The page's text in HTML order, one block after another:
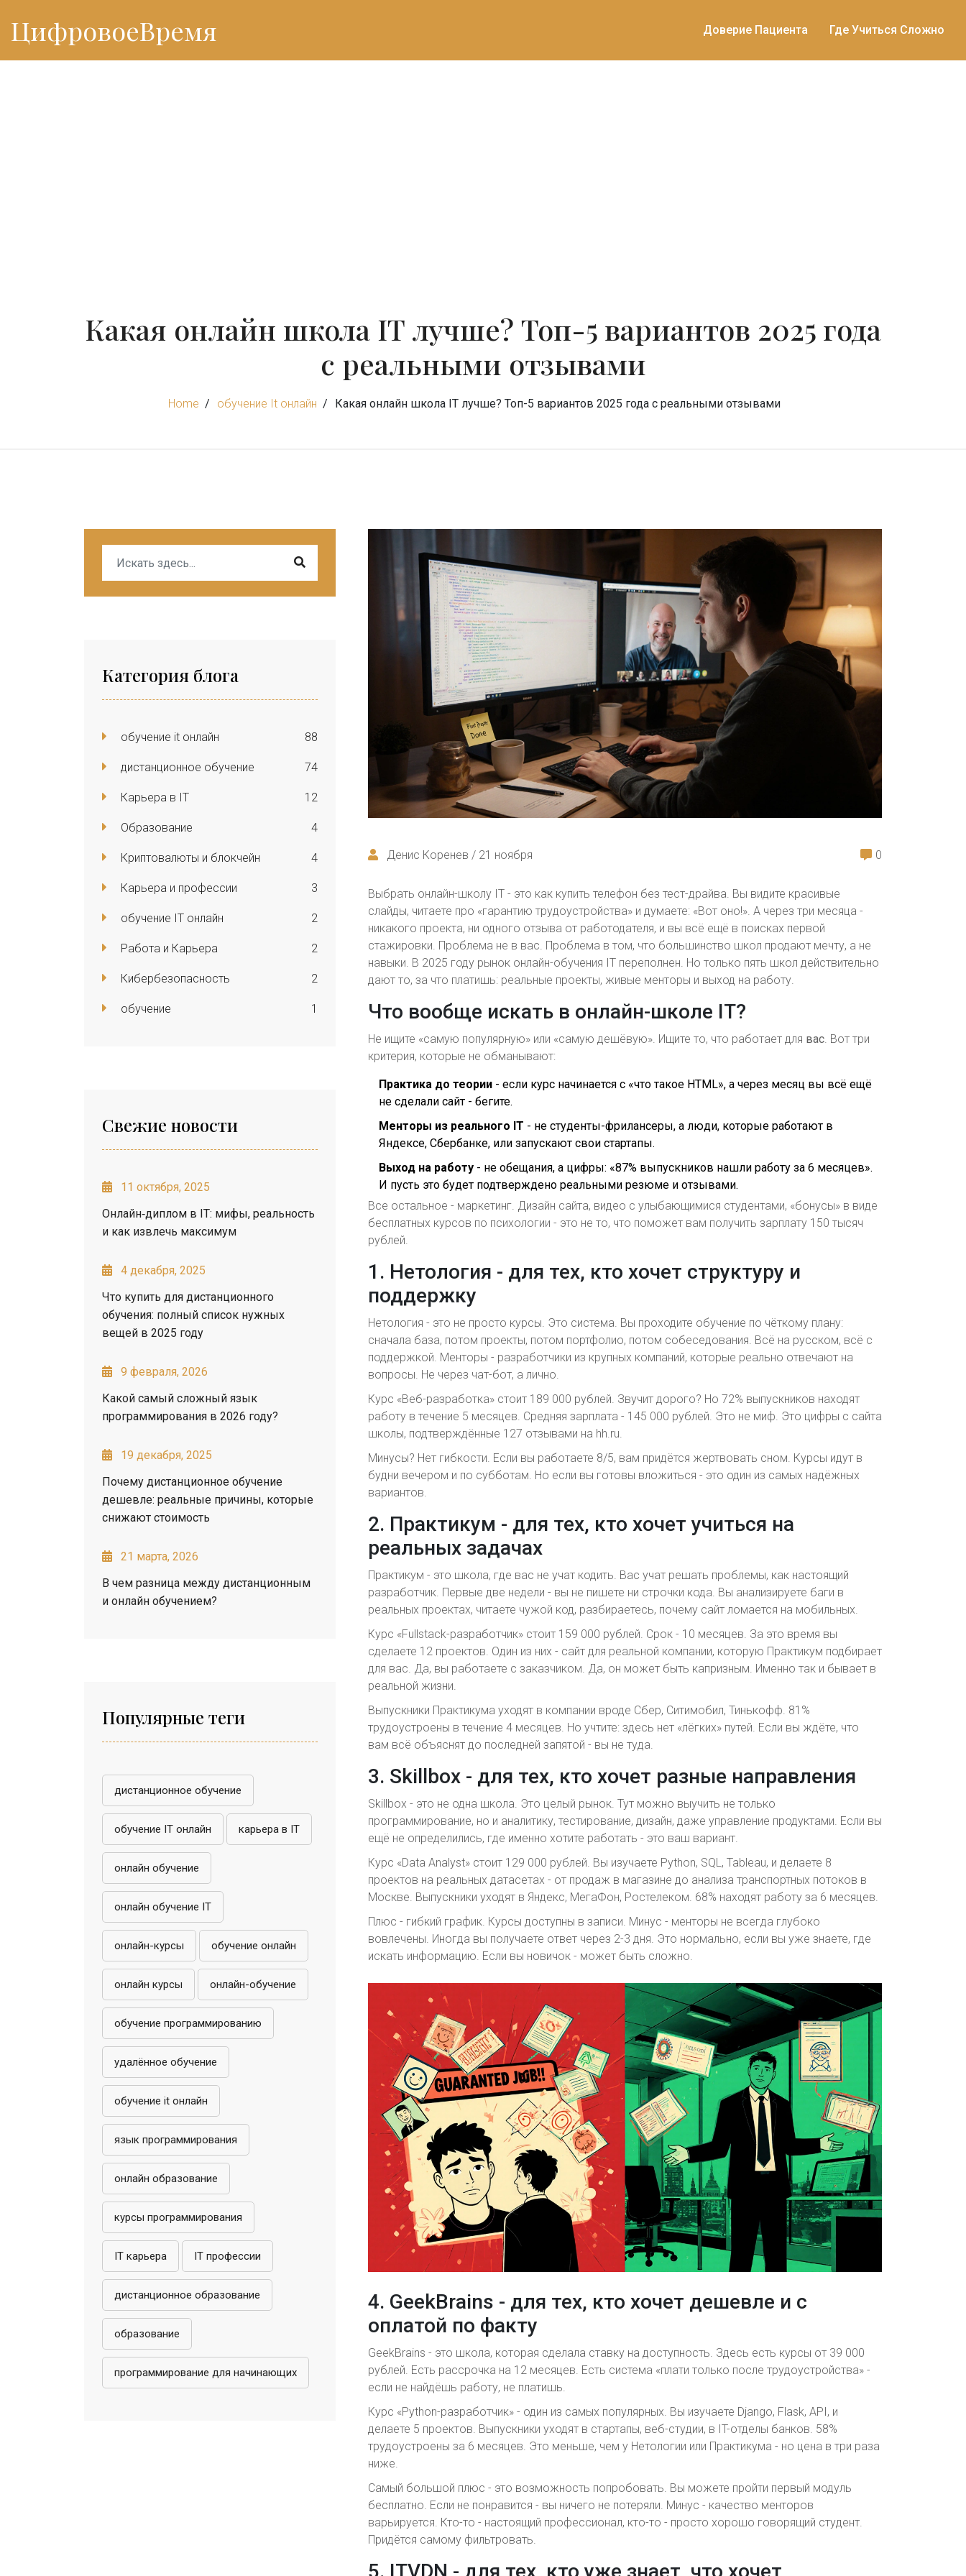
ЦифровоеВремя Доверие Пациента Где Учиться Сложно
Какая онлайн школа IT лучше? Топ-5 вариантов 2025 года
с реальными отзывами
Home обучение It онлайн Какая онлайн школа IT лучше? Топ-5 вариантов 2025 года с реальными отзывами
Категория блога
обучение it онлайн 88
дистанционное обучение 74
Карьера в IT 12
Образование 4
Криптовалюты и блокчейн 4
Карьера и профессии 3
обучение IT онлайн 2
Работа и Карьера 2
Кибербезопасность 2
обучение 1
Свежие новости
11 октября, 2025
Онлайн‑диплом в IT: мифы, реальность
и как извлечь максимум
4 декабря, 2025
Что купить для дистанционного
обучения: полный список нужных
вещей в 2025 году
9 февраля, 2026
Какой самый сложный язык
программирования в 2026 году?
19 декабря, 2025
Почему дистанционное обучение
дешевле: реальные причины, которые
снижают стоимость
21 марта, 2026
В чем разница между дистанционным
и онлайн обучением?
Популярные теги
дистанционное обучение
обучение IT онлайн карьера в IT
онлайн обучение
онлайн обучение IT
онлайн-курсы обучение онлайн
онлайн курсы онлайн-обучение
обучение программированию
удалённое обучение
обучение it онлайн
язык программирования
онлайн образование
курсы программирования
IT карьера IT профессии
дистанционное образование
образование
программирование для начинающих
Денис Коренев / 21 ноября 0
Выбрать онлайн-школу IT - это как купить телефон без тест-драйва. Вы видите красивые
слайды, читаете про «гарантию трудоустройства» и думаете: «Вот оно!». А через три месяца -
никакого проекта, ни одного отзыва от работодателя, и вы всё ещё в поисках первой
стажировки. Проблема не в вас. Проблема в том, что большинство школ продают мечту, а не
навыки. В 2025 году рынок онлайн-обучения IT переполнен. Но только пять школ действительно
дают то, за что платишь: реальные проекты, живые менторы и выход на работу.
Что вообще искать в онлайн-школе IT?
Не ищите «самую популярную» или «самую дешёвую». Ищите то, что работает для вас. Вот три
критерия, которые не обманывают:
Практика до теории - если курс начинается с «что такое HTML», а через месяц вы всё ещё
не сделали сайт - бегите.
Менторы из реального IT - не студенты-фрилансеры, а люди, которые работают в
Яндексе, Сбербанке, или запускают свои стартапы.
Выход на работу - не обещания, а цифры: «87% выпускников нашли работу за 6 месяцев».
И пусть это будет подтверждено реальными резюме и отзывами.
Все остальное - маркетинг. Дизайн сайта, видео с улыбающимися студентами, «бонусы» в виде
бесплатных курсов по психологии - это не то, что поможет вам получить зарплату 150 тысяч
рублей.
1. Нетология - для тех, кто хочет структуру и
поддержку
Нетология - это не просто курсы. Это система. Вы проходите обучение по чёткому плану:
сначала база, потом проекты, потом портфолио, потом собеседования. Всё на русском, всё с
поддержкой. Менторы - разработчики из крупных компаний, которые реально отвечают на
вопросы. Не через чат-бот, а лично.
Курс «Веб-разработка» стоит 189 000 рублей. Звучит дорого? Но 72% выпускников находят
работу в течение 5 месяцев. Средняя зарплата - 145 000 рублей. Это не миф. Это цифры с сайта
школы, подтверждённые 127 отзывами на hh.ru.
Минусы? Нет гибкости. Если вы работаете 8/5, вам придётся жертвовать сном. Курсы идут в
будни вечером и по субботам. Но если вы готовы вложиться - это один из самых надёжных
вариантов.
2. Практикум - для тех, кто хочет учиться на
реальных задачах
Практикум - это школа, где вас не учат кодить. Вас учат решать проблемы, как настоящий
разработчик. Первые две недели - вы не пишете ни строчки кода. Вы анализируете баги в
реальных проектах, читаете чужой код, разбираетесь, почему сайт ломается на мобильных.
Курс «Fullstack-разработчик» стоит 159 000 рублей. Срок - 10 месяцев. За это время вы
сделаете 12 проектов. Один из них - сайт для реальной компании, которую Практикум подбирает
для вас. Да, вы работаете с заказчиком. Да, он может быть капризным. Именно так и бывает в
реальной жизни.
Выпускники Практикума уходят в компании вроде Сбер, Ситимобил, Тинькофф. 81%
трудоустроены в течение 4 месяцев. Но учтите: здесь нет «лёгких» путей. Если вы ждёте, что
вам всё объяснят до последней запятой - вы не туда.
3. Skillbox - для тех, кто хочет разные направления
Skillbox - это не одна школа. Это целый рынок. Тут можно выучить не только
программирование, но и аналитику, тестирование, дизайн, даже управление продуктами. Если вы
ещё не определились, где именно хотите работать - это ваш вариант.
Курс «Data Analyst» стоит 129 000 рублей. Вы изучаете Python, SQL, Tableau, и делаете 8
проектов на реальных датасетах - от продаж в магазине до анализа транспортных потоков в
Москве. Выпускники уходят в Яндекс, МегаФон, Ростелеком. 68% находят работу за 6 месяцев.
Плюс - гибкий график. Курсы доступны в записи. Минус - менторы не всегда глубоко
вовлечены. Иногда вы получаете ответ через 2-3 дня. Это нормально, если вы уже знаете, где
искать информацию. Если вы новичок - может быть сложно.
4. GeekBrains - для тех, кто хочет дешевле и с
оплатой по факту
GeekBrains - это школа, которая сделала ставку на доступность. Здесь есть курсы от 39 000
рублей. Есть рассрочка на 12 месяцев. Есть система «плати только после трудоустройства» -
если не найдёшь работу, не платишь.
Курс «Python-разработчик» - один из самых популярных. Вы изучаете Django, Flask, API, и
делаете 5 проектов. Выпускники уходят в стартапы, веб-студии, в IT-отделы банков. 58%
трудоустроены за 6 месяцев. Это меньше, чем у Нетологии или Практикума - но цена в три раза
ниже.
Самый большой плюс - это возможность попробовать. Вы можете пройти первый модуль
бесплатно. Если не понравится - вы ничего не потеряли. Минус - качество менторов
варьируется. Кто-то - настоящий профессионал, кто-то - просто хорошо говорящий студент.
Придётся самому фильтровать.